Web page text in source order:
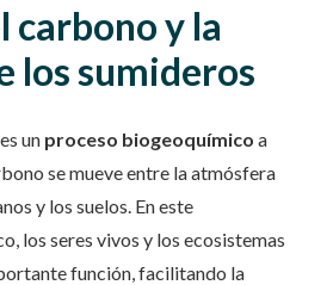
carbono y la
los sumideros
un proceso biogeoquímico a
se mueve entre la atmósfera
y los suelos. En este
los seres vivos y los ecosistemas
función, facilitando la